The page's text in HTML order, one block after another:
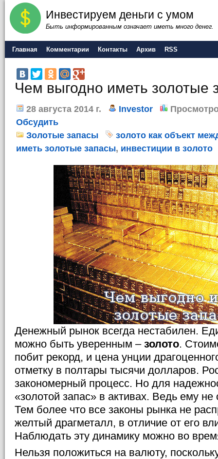
Инвестируем деньги с умом
Быть информированным означает иметь много денег.
Главная Комментарии Контакты Архив RSS
Чем выгодно иметь золотые
28 августа 2014 г. Investor
Обсудить
Золотые запасы
золото как объект
иметь золотые запасы, инвестиции в золото
Денежный рынок всегда нестабилен.
можно быть уверенным – золото.
побит рекорд, и цена унции
отметку в полтары тысячи долларов.
закономерный процесс. Но для
«золотой запас» в активах. Ведь ему
Тем более что все законы рынка не
желтый драгметалл, в отличие от его
Наблюдать эту динамику можно во
Нельзя положиться на валюту,